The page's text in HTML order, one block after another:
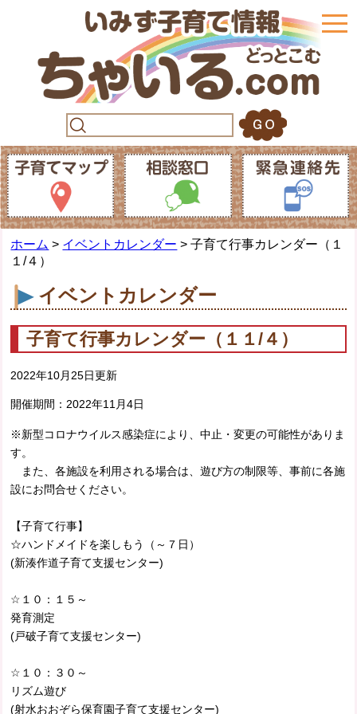
ホーム > イベントカレンダー > 子育て行事カレンダー（１
１/４）
イベントカレンダー
子育て行事カレンダー（１１/４）
2022年10月25日更新
開催期間： 2022年11月4日
※新型コロナウイルス感染症により、中止・変更の可能性がありま
す。
また、各施設を利用される場合は、遊び方の制限等、事前に各施
設にお問合せください。
【子育て行事】
☆ハンドメイドを楽しもう（～７日）
(新湊作道子育て支援センター)
☆１０：１５～
発育測定
(戸破子育て支援センター)
☆１０：３０～
リズム遊び
(射水おおぞら保育園子育て支援センター)